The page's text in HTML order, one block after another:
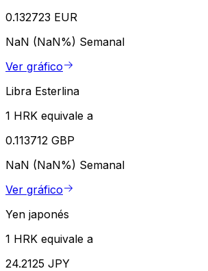
0.132723 EUR
NaN (NaN%) Semanal
Ver gráfico
Libra Esterlina
1 HRK equivale a
0.113712 GBP
NaN (NaN%) Semanal
Ver gráfico
Yen japonés
1 HRK equivale a
24.2125 JPY